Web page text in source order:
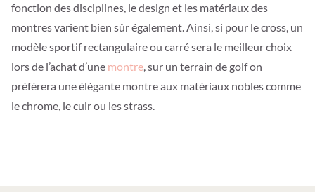
fonction des disciplines, le design et les matériaux des
montres varient bien sûr également. Ainsi, si pour le cross, un
modèle sportif rectangulaire ou carré sera le meilleur choix
lors de l’achat d’une montre, sur un terrain de golf on
préfèrera une élégante montre aux matériaux nobles comme
le chrome, le cuir ou les strass.